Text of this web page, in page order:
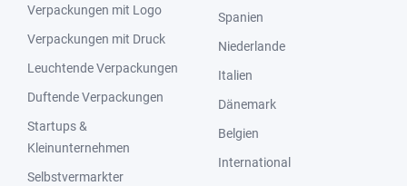
Verpackungen mit Logo
Verpackungen mit Druck
Leuchtende Verpackungen
Duftende Verpackungen
Startups &
Kleinunternehmen
Selbstvermarkter
Spanien
Niederlande
Italien
Dänemark
Belgien
International